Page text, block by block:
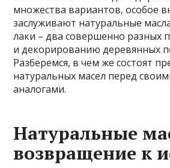
множества вариантов, особое
заслуживают натуральные
лаки – два совершенно разных
и декорированию деревянных
Разберемся, в чем же состоят
натуральных масел перед
аналогами.
Натуральные
возвращение к